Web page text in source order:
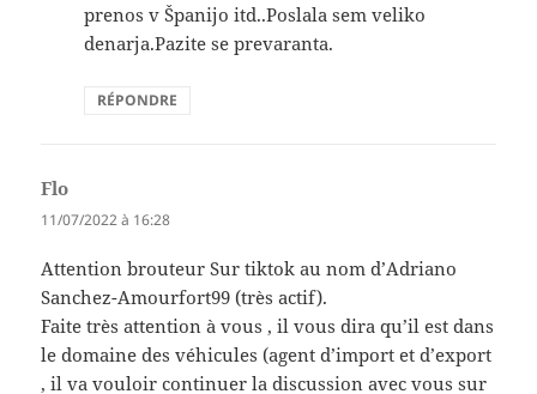
prenos v Španijo itd..Poslala sem veliko
denarja.Pazite se prevaranta.
RÉPONDRE
Flo
11/07/2022 à 16:28
Attention brouteur Sur tiktok au nom d’Adriano
Sanchez-Amourfort99 (très actif).
Faite très attention à vous , il vous dira qu’il est dans
le domaine des véhicules (agent d’import et d’export
, il va vouloir continuer la discussion avec vous sur